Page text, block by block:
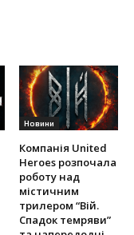
Новини
Компанія United
Heroes розпочала
роботу над
містичним
трилером “Вій.
Спадок темряви”